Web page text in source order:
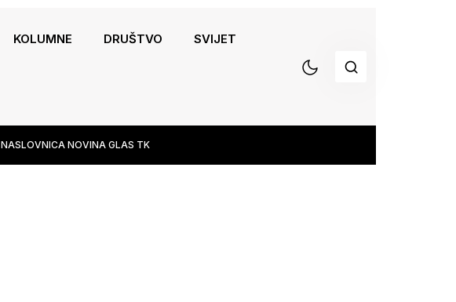
KOLUMNE DRUŠTVO SVIJET
NASLOVNICA NOVINA GLAS TK